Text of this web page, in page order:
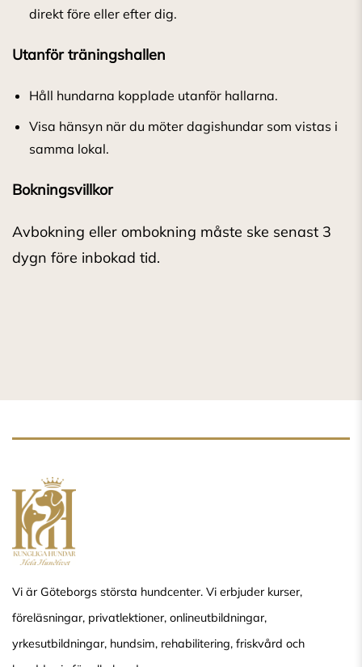
direkt före eller efter dig.
Utanför träningshallen
Håll hundarna kopplade utanför hallarna.
Visa hänsyn när du möter dagishundar som vistas i
samma lokal.
Bokningsvillkor
Avbokning eller ombokning måste ske senast 3
dygn före inbokad tid.
Vi är Göteborgs största hundcenter. Vi erbjuder kurser,
föreläsningar, privatlektioner, onlineutbildningar,
yrkesutbildningar, hundsim, rehabilitering, friskvård och